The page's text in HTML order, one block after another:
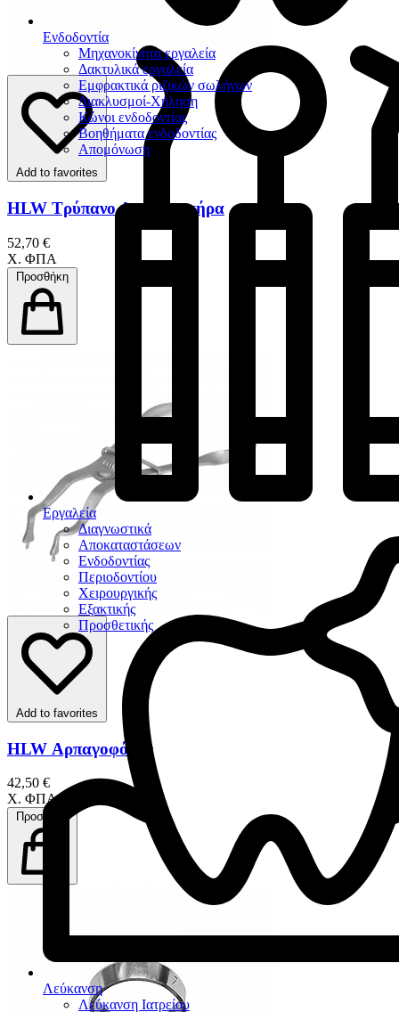
Ενδοδοντία
Μηχανοκίνητα εργαλεία
Δακτυλικά εργαλεία
Εμφρακτικά ριζικών σωλήνων
Διακλυσμοί-Χήληση
Κώνοι ενδοδοντίας
Βοηθήματα ενδοδοντίας
Απομόνωση
Εργαλεία
Διαγνωστικά
Αποκαταστάσεων
Ενδοδοντίας
Περιοδοντίου
Χειρουργικής
Εξακτικής
Προσθετικής
Λεύκανση
Λεύκανση Ιατρείου
Add to favorites
HLW Τρύπανο Απομονωτήρα
52,70 €
Χ. ΦΠΑ
Προσθήκη
Add to favorites
HLW Αρπαγοφόρος
42,50 €
Χ. ΦΠΑ
Προσθήκη